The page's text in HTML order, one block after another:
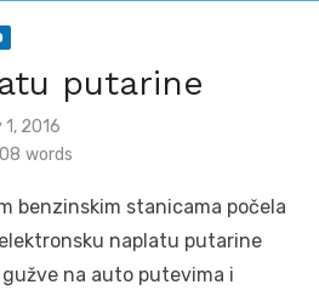
putarine
1, 2016
words
benzinskim stanicama počela
naplatu putarine
na auto putevima i